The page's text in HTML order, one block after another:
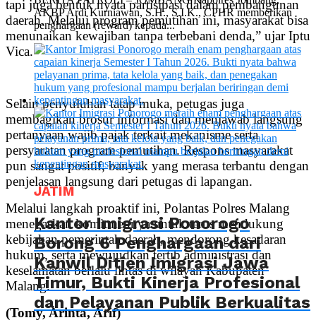
tapi juga bentuk nyata partisipasi dalam pembangunan
daerah. Melalui program pemutihan ini, masyarakat bisa
menunaikan kewajiban tanpa terbebani denda,” ujar Iptu
Vica.
Selain penyuluhan tatap muka, petugas juga
membagikan brosur informasi dan menjawab langsung
pertanyaan wajib pajak terkait mekanisme serta
persyaratan program pemutihan. Respons masyarakat
pun sangat positif, banyak yang merasa terbantu dengan
penjelasan langsung dari petugas di lapangan.
Melalui langkah proaktif ini, Polantas Polres Malang
menegaskan komitmennya untuk terus mendukung
kebijakan pemerintah daerah, mendorong kesadaran
hukum, serta mewujudkan tertib administrasi dan
keselamatan berlalu lintas di wilayah Kabupaten
Malang.
(Tomy, Arinta, Arif)
AKBP Ardi Kurniawan, S.H., S.I.K., CPHR memberikan
penghargaan (reward) kepada...
JATIM
Kantor Imigrasi Ponorogo
Borong 6 Penghargaan dari
Kanwil Ditjen Imigrasi Jawa
Timur, Bukti Kinerja Profesional
dan Pelayanan Publik Berkualitas